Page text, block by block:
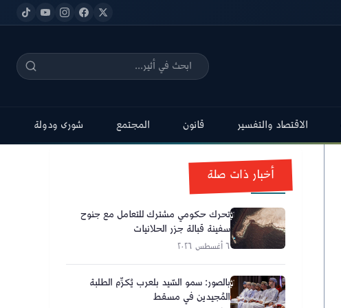
الاقتصاد والتفسير قانون المجتمع شورى ودولة
أخبار ذات صلة
تحرك حكومي مشترك للتعامل مع جنوح
سفينة قبالة جزر الحلانيات
٦ أغسطس ٢٠٢٦
بالصور: سمو السّيد بلعرب يُكرِّم الطلبة
المُجيدين في مسقط